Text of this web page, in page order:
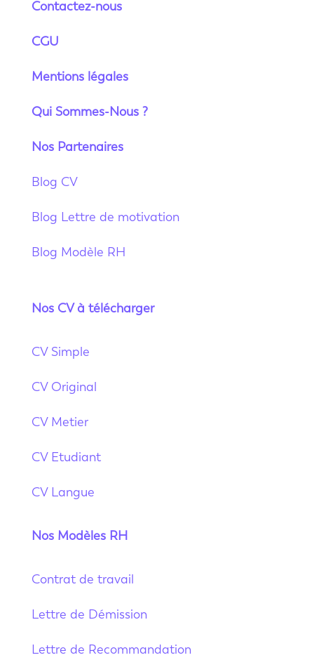
Contactez-nous
CGU
Mentions légales
Qui Sommes-Nous ?
Nos Partenaires
Blog CV
Blog Lettre de motivation
Blog Modèle RH
Nos CV à télécharger
CV Simple
CV Original
CV Metier
CV Etudiant
CV Langue
Nos Modèles RH
Contrat de travail
Lettre de Démission
Lettre de Recommandation